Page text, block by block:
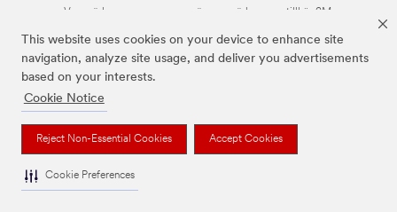
This website uses cookies on your device to enhance site
navigation, analyze site usage, and deliver you advertisements
based on your interests.
Cookie Notice
Reject Non-Essential Cookies Accept Cookies
Cookie Preferences
Varumärken som anges ovan är varumärken som tillhör 3M.